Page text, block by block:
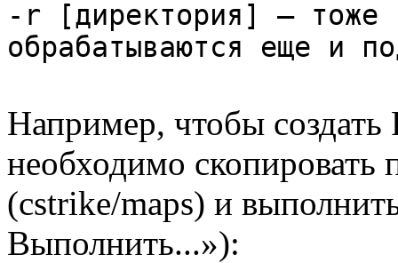
-r [директория] —
обрабатываются еще и
Например, чтобы
необходимо скопировать
(cstrike/maps) и
Выполнить...»):